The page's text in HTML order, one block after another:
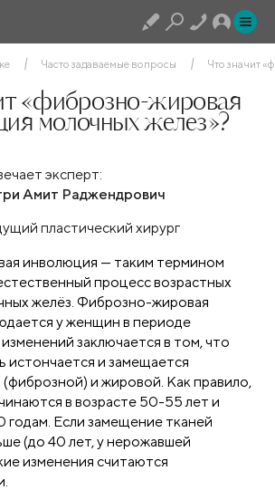
Часто задаваемые вопросы Что значит
«фиброзно-жировая
молочных желез»?
эксперт:
Амит Раджендрович
пластический хирург
инволюция — таким термином
процесс возрастных
желёз. Фиброзно-жировая
у женщин в периоде
заключается в том, что
истончается и замещается
и жировой. Как правило,
в возрасте 50-55 лет и
годам. Если замещение тканей
(до 40 лет, у нерожавшей
изменения считаются